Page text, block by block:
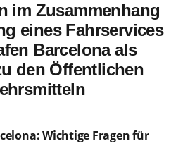
im Zusammenhang
eines Fahrservices
Barcelona als
den Öffentlichen
Wichtige Fragen für